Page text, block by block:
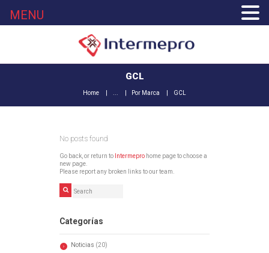
GCL
Home Por Marca GCL
No posts found
Go back, or return to Intermepro home page to choose a
new page.
Please report any broken links to our team.
Categorías
Noticias (20)
MENU